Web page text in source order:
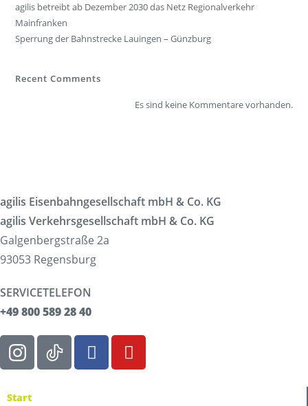
agilis betreibt ab Dezember 2030 das Netz Regionalverkehr
Mainfranken
Sperrung der Bahnstrecke Lauingen – Günzburg
Recent Comments
Es sind keine Kommentare vorhanden.
agilis Eisenbahngesellschaft mbH & Co. KG
agilis Verkehrsgesellschaft mbH & Co. KG
Galgenbergstraße 2a
93053 Regensburg
SERVICETELEFON
+49 800 589 28 40
Start